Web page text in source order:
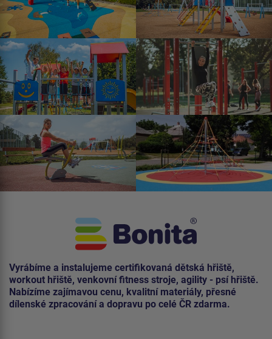
Vyrábíme a instalujeme certifikovaná dětská hřiště,
workout hřiště, venkovní fitness stroje, agility - psí hřiště.
Nabízíme zajímavou cenu, kvalitní materiály, přesné
dílenské zpracování a dopravu po celé ČR zdarma.